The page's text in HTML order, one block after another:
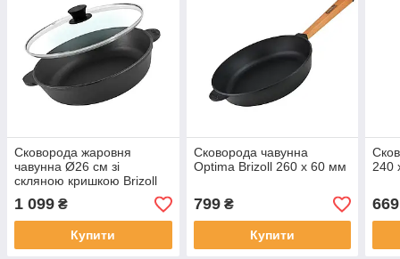
Сковорода жаровня
чавунна Ø26 см зі
скляною кришкою Brizoll
1 099 ₴
Купити
Сковорода чавунна
Optima Brizoll 260 х 60 мм
799₴
Купити
240
669